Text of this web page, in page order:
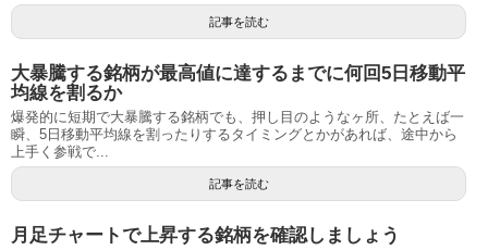
記事を読む
大暴騰する銘柄が最高値に達するまでに何回5日移動平
均線を割るか
爆発的に短期で大暴騰する銘柄でも、押し目のようなヶ所、たとえば一
瞬、5日移動平均線を割ったりするタイミングとかがあれば、途中から
上手く参戦で...
記事を読む
月足チャートで上昇する銘柄を確認しましょう